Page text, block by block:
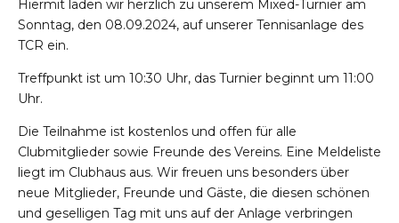
Hiermit laden wir herzlich zu unserem Mixed-Turnier am
Sonntag, den 08.09.2024, auf unserer Tennisanlage des
TCR ein.
Treffpunkt ist um 10:30 Uhr, das Turnier beginnt um 11:00
Uhr.
Die Teilnahme ist kostenlos und offen für alle
Clubmitglieder sowie Freunde des Vereins. Eine Meldeliste
liegt im Clubhaus aus. Wir freuen uns besonders über
neue Mitglieder, Freunde und Gäste, die diesen schönen
und geselligen Tag mit uns auf der Anlage verbringen